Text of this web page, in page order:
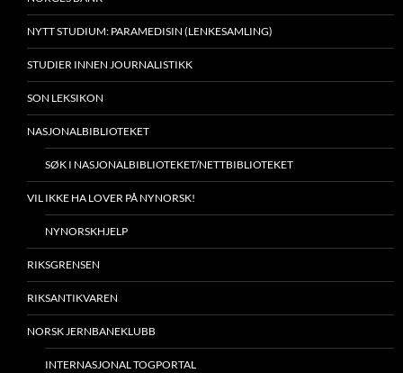
NYTT STUDIUM: PARAMEDISIN (LENKESAMLING)
STUDIER INNEN JOURNALISTIKK
SON LEKSIKON
NASJONALBIBLIOTEKET
SØK I NASJONALBIBLIOTEKET/NETTBIBLIOTEKET
VIL IKKE HA LOVER PÅ NYNORSK!
NYNORSKHJELP
RIKSGRENSEN
RIKSANTIKVAREN
NORSK JERNBANEKLUBB
INTERNASJONAL TOGPORTAL